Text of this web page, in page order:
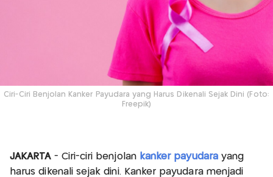
Ciri-Ciri Benjolan Kanker Payudara yang Harus Dikenali Sejak Dini (Foto:
Freepik)
JAKARTA- Ciri-ciri benjolan kanker payudarayang
harus dikenali sejak dini. Kanker payudara menjadi